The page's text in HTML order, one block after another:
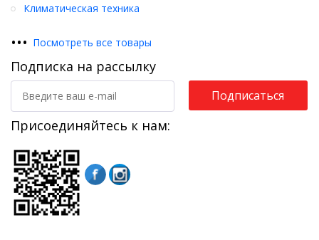
Климатическая техника
••• Посмотреть все товары
Подписка на рассылку
Подписаться
Присоединяйтесь к нам: